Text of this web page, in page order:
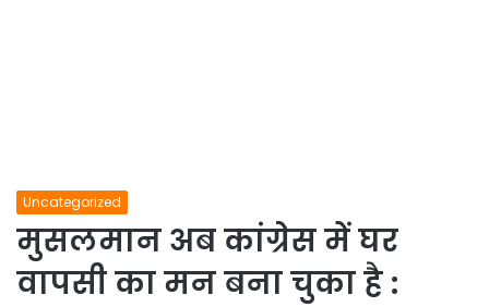
Uncategorized
मुसलमान अब कांग्रेस में घर
वापसी का मन बना चुका है :